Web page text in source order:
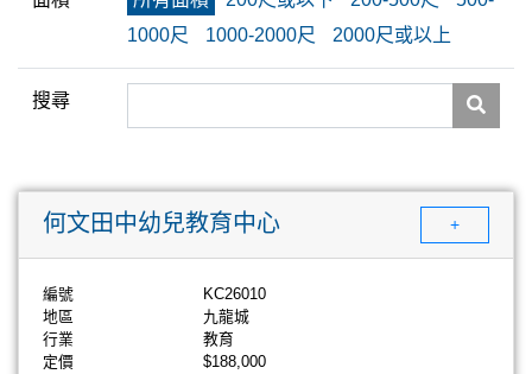
1000尺
1000-2000尺 2000尺或以上
搜尋
何文田中幼兒教育中心 +
編號
KC26010
地區
九龍城
行業
教育
定價
$188,000